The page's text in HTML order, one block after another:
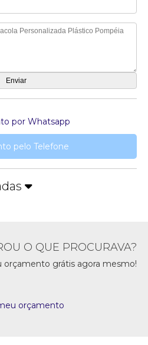
por Whatsapp
pelo Telefone
O QUE PROCURAVA?
orçamento grátis agora mesmo!
orçamento